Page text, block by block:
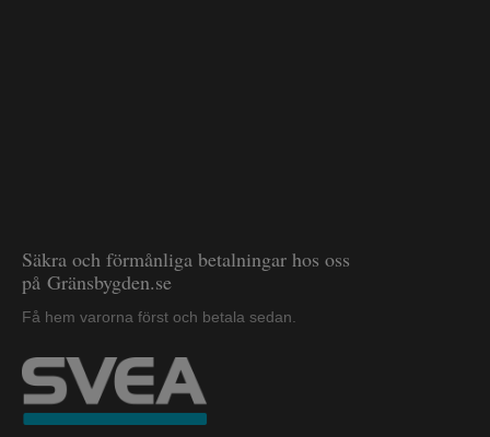
Säkra och förmånliga betalningar hos oss
på Gränsbygden.se
Få hem varorna först och betala sedan.